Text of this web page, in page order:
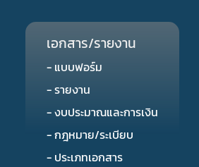
เอกสาร/รายงาน
- แบบฟอร์ม
- รายงาน
- งบประมาณและการเงิน
- กฎหมาย/ระเบียบ
- ประเภทเอกสาร